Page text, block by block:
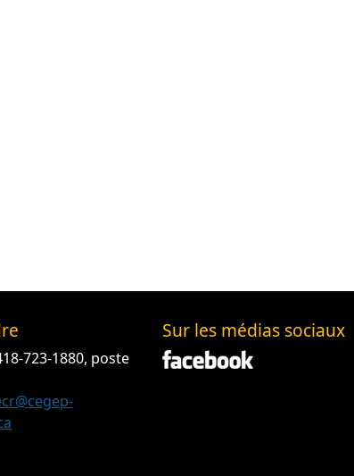
723-1880, poste
Sur les médias sociaux